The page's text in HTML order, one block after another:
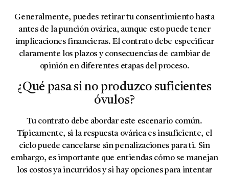
Generalmente, puedes retirar tu consentimiento hasta
antes de la punción ovárica, aunque esto puede tener
implicaciones financieras. El contrato debe especificar
claramente los plazos y consecuencias de cambiar de
opinión en diferentes etapas del proceso.
¿Qué pasa si no produzco suficientes
óvulos?
Tu contrato debe abordar este escenario común.
Típicamente, si la respuesta ovárica es insuficiente, el
ciclo puede cancelarse sin penalizaciones para ti. Sin
embargo, es importante que entiendas cómo se manejan
los costos ya incurridos y si hay opciones para intentar